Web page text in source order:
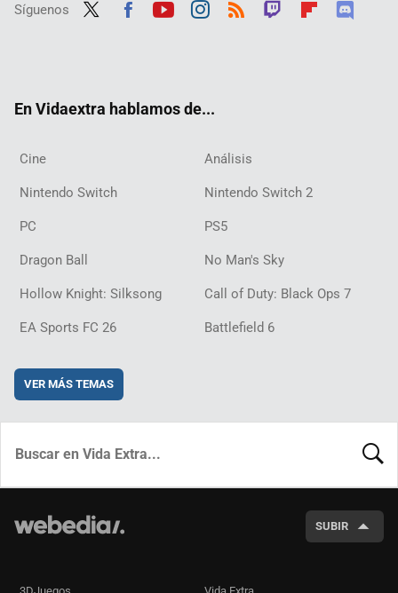
Síguenos
En Vidaextra hablamos de...
Cine Análisis
Nintendo Switch Nintendo Switch 2
PC PS5
Dragon Ball No Man's Sky
Hollow Knight: Silksong Call of Duty: Black Ops 7
EA Sports FC 26 Battlefield 6
VER MÁS TEMAS
SUBIR